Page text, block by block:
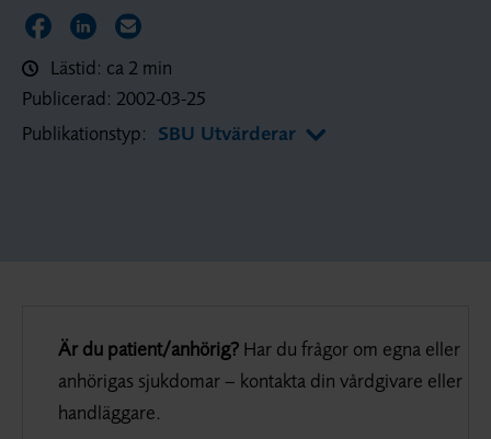
Dela sidan på Facebook
Dela sidan på LinkedIn
Dela sidan via E-post
Lästid: ca 2 min
Publicerad: 2002-03-25
Publikationstyp: SBU Utvärderar
Är du patient/anhörig? Har du frågor om egna eller
anhörigas sjukdomar – kontakta din vårdgivare eller
handläggare.